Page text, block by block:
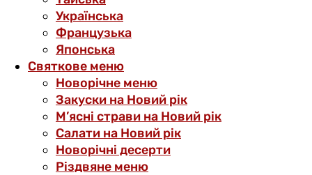
Українська
Французька
Японська
Святкове меню
Новорічне меню
Закуски на Новий рік
М’ясні страви на Новий рік
Салати на Новий рік
Новорічні десерти
Різдвяне меню